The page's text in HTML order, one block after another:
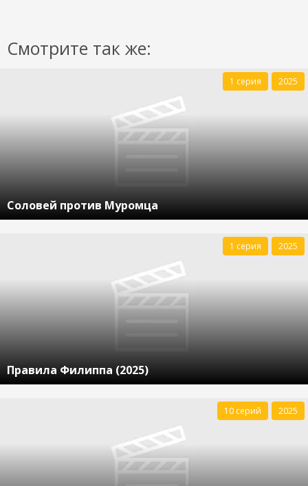
Смотрите так же:
Соловей против Муромца
1 серия 2025
Правила Филиппа (2025)
1 серия 2025
10 серий 2025